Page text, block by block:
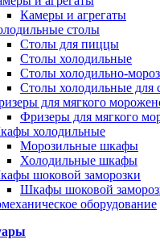
Камеры и агрегаты
столы
Столы для пиццы
Столы холодильные
Столы холодильно-
Столы холодильные для
для мягкого
Фризеры для мягкого
холодильные
Mорозильные шкафы
Холодильные шкафы
шоковой заморозки
Шкафы шоковой
оборудование